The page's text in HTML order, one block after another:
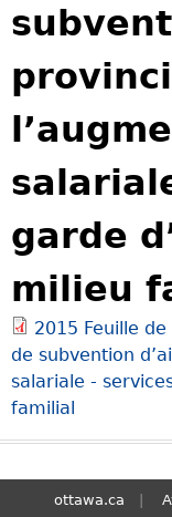
r
S
e
a
r
h
garde
milieu
2015 Feuille
de subvention
salariale -
familial
ottawa.ca